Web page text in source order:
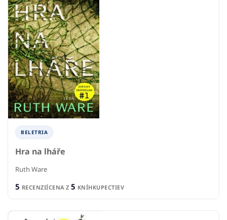
BELETRIA
Hra na lháře
Ruth Ware
5 RECENZIÍCENA Z 5 KNÍHKUPECTIEV